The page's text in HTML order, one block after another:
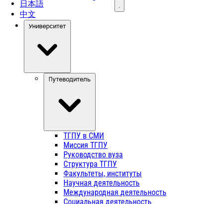
日本語
中文
Университет
Путеводитель
ТГПУ в СМИ
Миссия ТГПУ
Руководство вуза
Структура ТГПУ
Факультеты, институты
Научная деятельность
Международная деятельность
Социальная деятельность